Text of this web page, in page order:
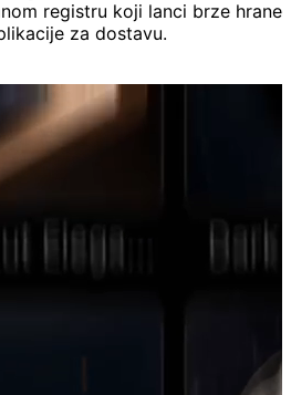
registru koji lanci brze hrane
za dostavu.